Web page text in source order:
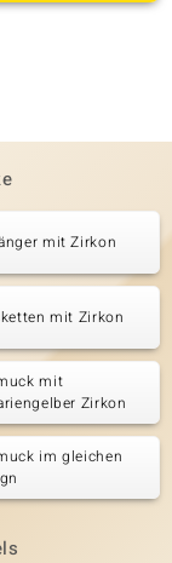
mit Zirkon
mit Zirkon
mit
Zirkon
im gleichen